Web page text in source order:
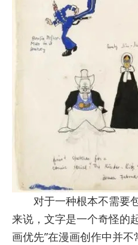
对于一种根本不需要
来说，文字是一个奇怪的
画优先”在漫画创作中并